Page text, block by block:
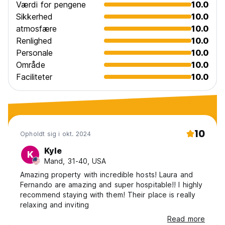
Værdi for pengene
10.0
Sikkerhed
10.0
atmosfære
10.0
Renlighed
10.0
Personale
10.0
Område
10.0
Faciliteter
10.0
Opholdt sig i okt. 2024 10
K Kyle
Mand, 31-40, USA
Amazing property with incredible hosts! Laura and
Fernando are amazing and super hospitable!! I highly
recommend staying with them! Their place is really
relaxing and inviting
Read more